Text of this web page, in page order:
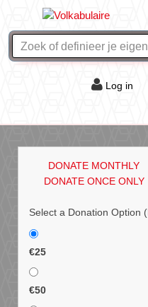
Log in
DONATE MONTHLY
DONATE ONCE ONLY
Select a Donation Option
€25
€50